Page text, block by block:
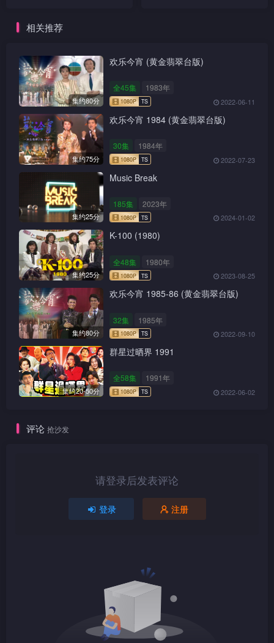
相关推荐
集约80分
欢乐今宵 (黄金翡翠台版)
全45集 1983年
1080P
2022-06-11
集约75分
欢乐今宵 1984 (黄金翡翠台版)
30集 1984年
2022-07-23
集约25分
Music Break
185集 2023年
2024-01-02
集约25分
K-100 (1980)
全48集 1980年
1080P TS
2023-08-25
集约80分
欢乐今宵 1985-86 (黄金翡翠台版)
32集 1985年
2022-09-10
集约20-50分
群星过晒界 1991
全58集 1991年
2022-06-02
评论 抢沙发
请登录后发表评论
登录 注册